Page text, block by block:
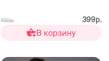
450р. 399р.
В корзину